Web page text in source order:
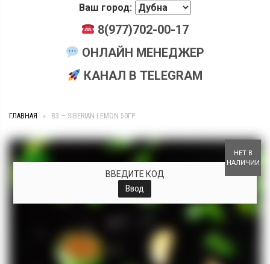
Ваш город:
8(977)702-00-17
ОНЛАЙН МЕНЕДЖЕР
КАНАЛ В TELEGRAM
ГЛАВНАЯ » B3 — SIBERIAN LEMON 50ГР.
НЕТ В
НАЛИЧИИ
ВВЕДИТЕ КОД
Ввод
+